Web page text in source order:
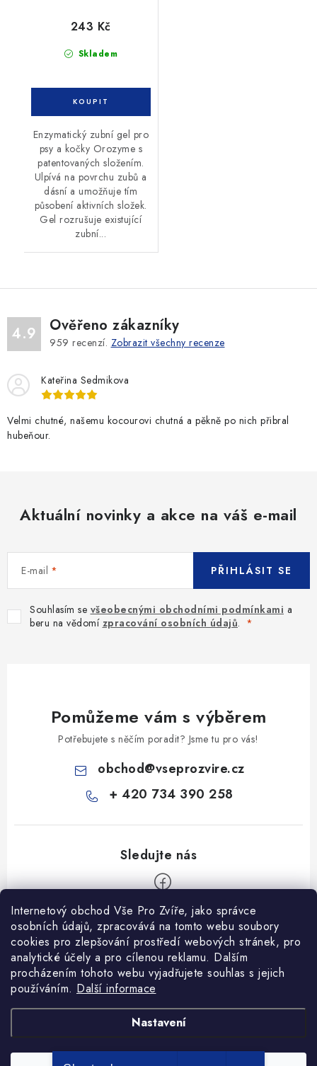
Internetový obchod Vše Pro Zvíře, jako správce
osobních údajů, zpracovává na tomto webu soubory
cookies pro zlepšování prostředí webových stránek, pro
analytické účely a pro cílenou reklamu. Dalším
procházením tohoto webu vyjadřujete souhlas s jejich
používáním. Další informace
Nastavení
Skladem
243 Kč
Enzymatický zubní gel pro
psy a kočky Orozyme s
patentovaných složením.
Ulpívá na povrchu zubů a
dásní a umožňuje tím
působení aktivních složek.
Gel rozrušuje existující
zubní...
4.9 Ověřeno zákazníky
959 recenzí. Zobrazit všechny recenze
Kateřina Sedmikova
Velmi chutné, našemu kocourovi chutná a pěkně po nich přibral
hubeňour.
Aktuální novinky a akce na váš e-mail
E-mail
Souhlasím se všeobecnými obchodními podmínkami a
beru na vědomí zpracování osobních údajů.
PŘIHLÁSIT SE
Pomůžeme vám s výběrem
Potřebujete s něčím poradit? Jsme tu pro vás!
obchod@vseprozvire.cz
+ 420 734 390 258
Informace pro Vás
Ceník dopravy
Kontakty
Obchodní podmínky
Podmínky ochrany osobních údajů
Heuréka recenze